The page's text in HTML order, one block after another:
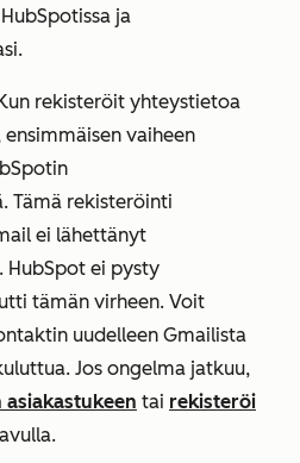
HubSpotissa ja
rekisteröit yhteystietoa
vaiheen
Tämä rekisteröinti
ei lähettänyt
HubSpot ei pysty
tämän virheen. Voit
uudelleen Gmailista
Jos ongelma jatkuu,
asiakastukeen tai rekisteröi